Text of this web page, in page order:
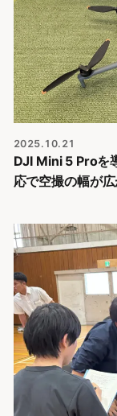
2025.10.21
DJI Mini 5 Proを
応で空撮の幅が